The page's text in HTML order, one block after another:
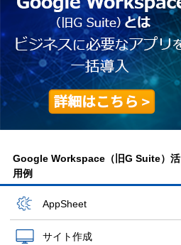
Google Workspace（旧G Suite）活
用例
AppSheet
サイト作成